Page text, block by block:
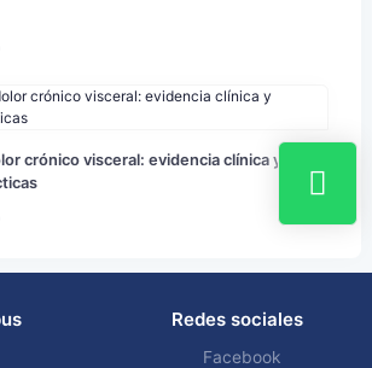
crónico visceral: evidencia clínica y
Redes sociales
Facebook